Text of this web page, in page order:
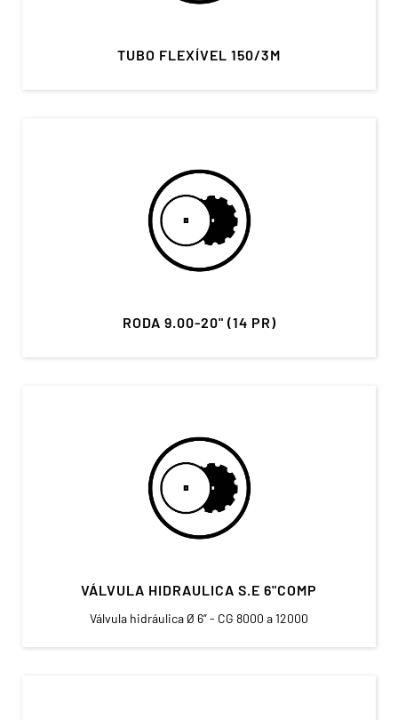
TUBO FLEXÍVEL 150/3M
RODA 9.00-20" (14 PR)
VÁLVULA HIDRAULICA S.E 6"COMP
Válvula hidráulica Ø 6” - CG 8000 a 12000